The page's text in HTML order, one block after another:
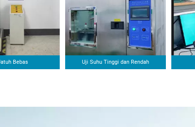
Bebas Uji Suhu Tinggi dan Rendah